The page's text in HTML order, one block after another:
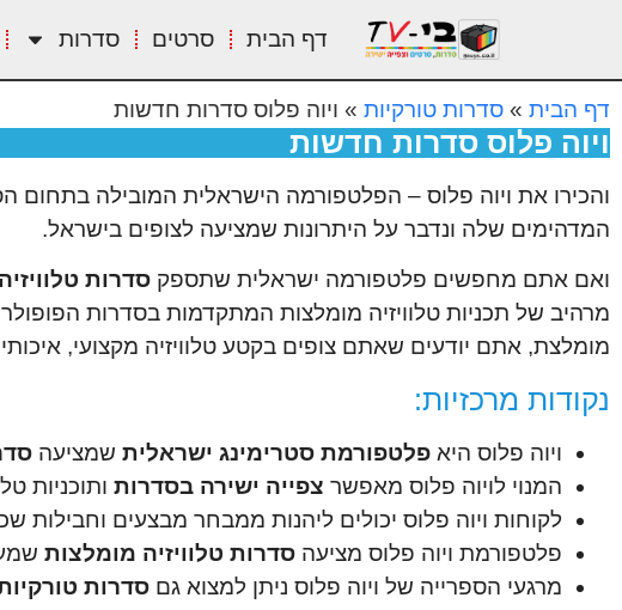
דף הבית סרטים סדרות
דף הבית » סדרות טורקיות » ויוה פלוס סדרות חדשות
ויוה פלוס סדרות חדשות
והכירו את ויוה פלוס – הפלטפורמה הישראלית המובילה בתחום
המדהימים שלה ונדבר על היתרונות שמציעה לצופים בישראל.
ואם אתם מחפשים פלטפורמה ישראלית שתספק סדרות
מרהיב של תכניות טלוויזיה מומלצות המתקדמות בסדרות
מומלצת, אתם יודעים שאתם צופים בקטע טלוויזיה מקצועי,
נקודות מרכזיות:
ויוה פלוס היא פלטפורמת סטרימינג ישראלית שמציעה
המנוי לויוה פלוס מאפשר צפייה ישירה בסדרות ותוכניות
לקוחות ויוה פלוס יכולים ליהנות ממבחר מבצעים
פלטפורמת ויוה פלוס מציעה סדרות טלוויזיה מומלצות
מרגעי הספרייה של ויוה פלוס ניתן למצוא גם סדרות